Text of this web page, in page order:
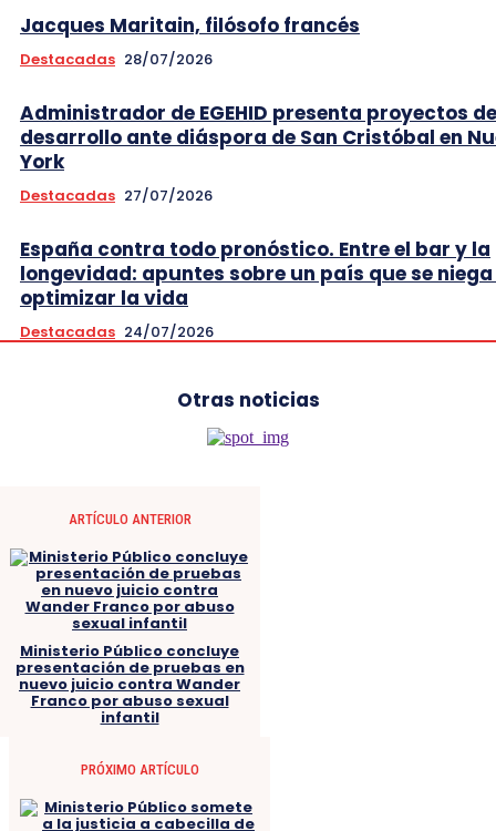
Jacques Maritain, filósofo francés
Destacadas 28/07/2026
Administrador de EGEHID presenta proyectos de
desarrollo ante diáspora de San Cristóbal en
York
Destacadas 27/07/2026
España contra todo pronóstico. Entre el bar y la
longevidad: apuntes sobre un país que se
optimizar la vida
Destacadas 24/07/2026
Otras noticias
ARTÍCULO ANTERIOR
Ministerio Público concluye
presentación de pruebas en
nuevo juicio contra Wander
Franco por abuso sexual
infantil
PRÓXIMO ARTÍCULO